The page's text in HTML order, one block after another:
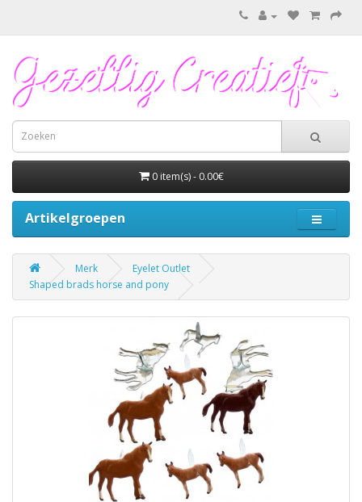
0 item(s) - 0.00€
Artikelgroepen
Merk
Eyelet Outlet
Shaped brads horse and pony